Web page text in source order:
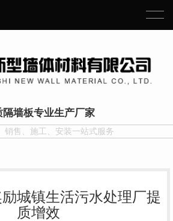
隔墙板专业生产厂家
销售、施工、安装一站式服务
城镇生活污水处理厂提
质增效